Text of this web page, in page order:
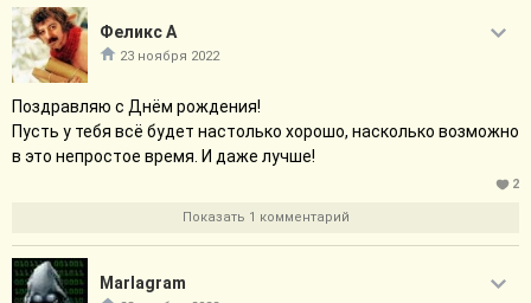
Феликс А
23 ноября 2022
Поздравляю с Днём рождения!
Пусть у тебя всё будет настолько хорошо, насколько возможно
в это непростое время. И даже лучше!
2
Показать 1 комментарий
Marlagram